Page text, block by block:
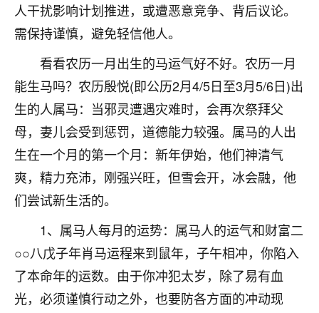
人干扰影响计划推进，或遭恶意竞争、背后议论。
需保持谨慎，避免轻信他人。
看看农历一月出生的马运气好不好。农历一月
能生马吗？农历殷悦(即公历2月4/5日至3月5/6日)出
生的人属马：当邪灵遭遇灾难时，会再次祭拜父
母，妻儿会受到惩罚，道德能力较强。属马的人出
生在一个月的第一个月：新年伊始，他们神清气
爽，精力充沛，刚强兴旺，但雪会开，冰会融，他
们尝试新生活的。
1、属马人每月的运势：属马人的运气和财富二
○○八戊子年肖马运程来到鼠年，子午相冲，你陷入
了本命年的运数。由于你冲犯太岁，除了易有血
光，必须谨慎行动之外，也要防各方面的冲动现
七零老顽童：我母亲前年离世，刚开始我经常
做梦梦见她，后来也是朋友介绍，找到慧来老
师，安排了超度法事，做梦再也没有梦到过
了，一开始是半信半疑的，图个心安，给亡母
超度，现在看来，人不信也不行。
2天前 来自云南 11
优秀的张同学
老师收徒吗？？我对这些很感兴趣
15